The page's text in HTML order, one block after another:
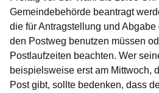
Gemeindebehörde beantragt
die für Antragstellung und
den Postweg benutzen müssen
Postlaufzeiten beachten. Wer
beispielsweise erst am Mittwoch,
Post gibt, sollte bedenken, dass